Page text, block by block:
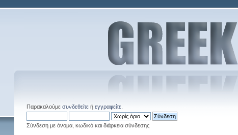
Παρακαλούμε συνδεθείτεή εγγραφείτε.
Σύνδεση με όνομα, κωδικό και διάρκεια σύνδεσης